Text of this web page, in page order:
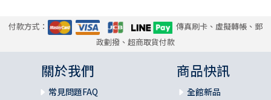
──江淑鶯牧師，新竹錫安國際使徒中心
馬克．杜龐牧師的信息總是能讓我們看見破解時代性議題的
出路，特別是你現在關心什麼？就會有解答在其中。當前教
會愈來愈多看見進入合一與城市命定的重要性時，「恢復大
付款方式：
傳真刷卡、虛擬轉帳、郵
政劃撥、超商取貨付款
關於我們
常見問題FAQ
商品快訊
全館新品